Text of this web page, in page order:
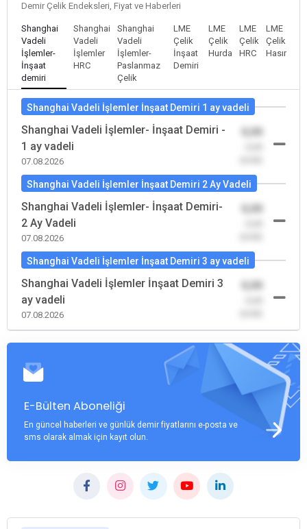
Demir Çelik Endeksleri, Fiyat ve Haberleri
Shanghai
Vadeli
İşlemler-
İnşaat
demiri
Shanghai
Vadeli
İşlemler
HRC
Shanghai
Vadeli
İşlemler-
Paslanmaz
Çelik
LME
Çelik
İnşaat
Demiri
LME
Çelik
Hurda
LME
Çelik
HRC
LME
Çelik
Hasır
Shanghai Vadeli İşlemler İnşaat Demiri 1 ay vadeli
Shanghai Vadeli İşlemler- İnşaat Demiri -
1 ay vadeli
07.08.2026
0,00
Shanghai Vadeli İşlemler İnşaat Demiri 2 Ay Vadeli
Shanghai Vadeli İşlemler- İnşaat Demiri-
2 Ay Vadeli
07.08.2026
0,00
Shanghai Vadeli İşlemler İnşaat Demiri 3 ay vadeli
Shanghai Vadeli İşlemler İnşaat Demiri 3
ay vadeli
07.08.2026
0,00
E-Bülten Aboneliği
En güncel haberleri ve günlük demir fiyatlarını e-posta ve
sms olarak almak için kayıt olun.